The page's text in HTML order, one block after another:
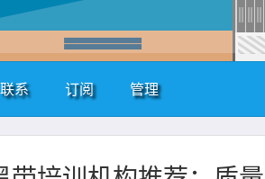
联系 订阅 管理